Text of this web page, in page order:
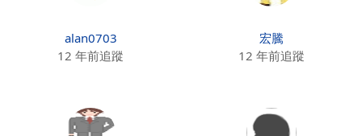
alan0703
12 年前追蹤
宏騰
12 年前追蹤